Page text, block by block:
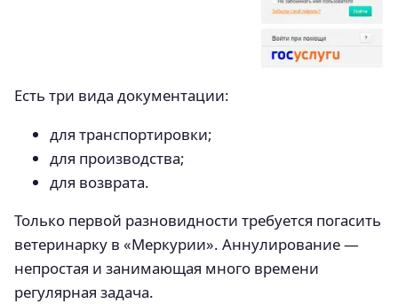
Есть три вида документации:
для транспортировки;
для производства;
для возврата.
Только первой разновидности требуется погасить
ветеринарку в «Меркурии». Аннулирование —
непростая и занимающая много времени
регулярная задача.